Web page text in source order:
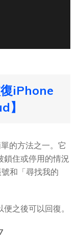
iPhone
】
的方法之一。它
鎖住或停用的情況
和「尋找我的
之後可以回復。